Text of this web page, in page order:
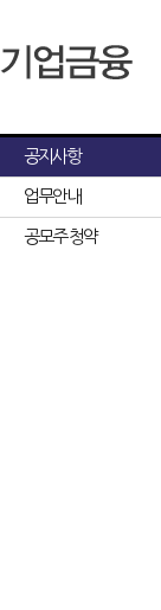
공지사항
업무안내
공모주 청약